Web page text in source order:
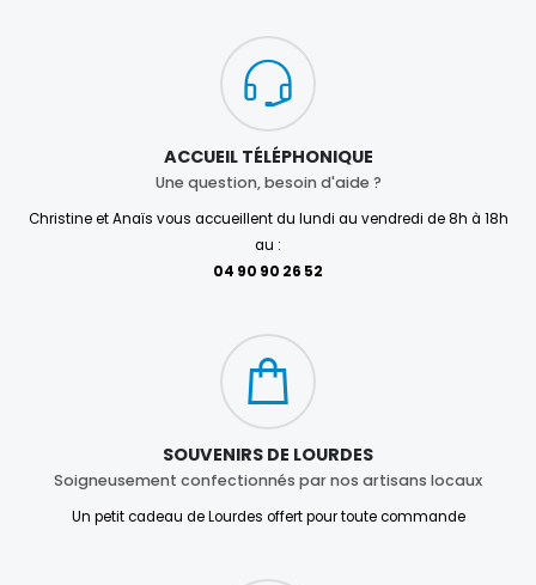
ACCUEIL TÉLÉPHONIQUE
Une question, besoin d'aide ?
Christine et Anaïs vous accueillent du lundi au vendredi de 8h à 18h
au :
04 90 90 26 52
SOUVENIRS DE LOURDES
Soigneusement confectionnés par nos artisans locaux
Un petit cadeau de Lourdes offert pour toute commande